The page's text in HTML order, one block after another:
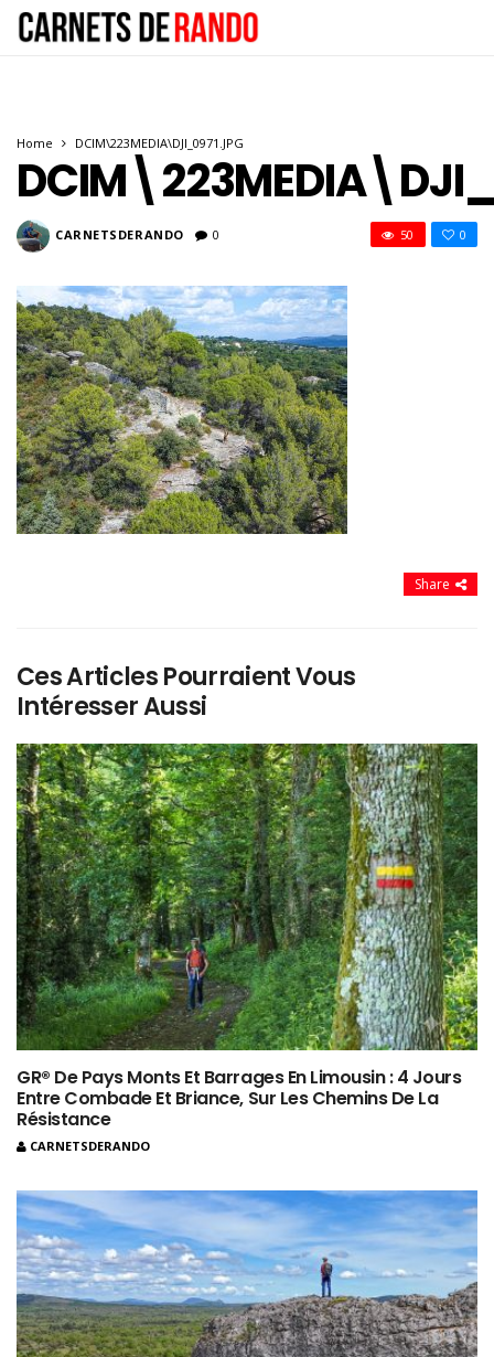
Home DCIM\223MEDIA\DJI_0971.JPG
CARNETSDERANDO 0 0
50
Share
Ces Articles Pourraient Vous
Intéresser Aussi
GR® De Pays Monts Et Barrages En Limousin : 4 Jours
Entre Combade Et Briance, Sur Les Chemins De La
Résistance
CARNETSDERANDO